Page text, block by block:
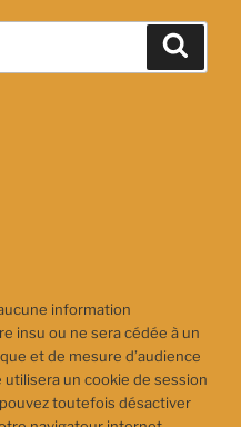
information
insu ou ne sera cédée à un
et de mesure d’audience
un cookie de session
toutefois désactiver